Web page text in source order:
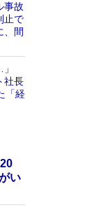
事故
止で
、間
…」
社長
「経
い